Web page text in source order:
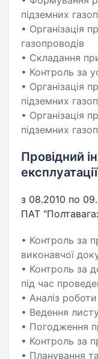
підземних
• Організація
газопроводів
• Складання
• Контроль за
• Організація
підземних
• Організація
підземних
Провідний
з 08.2010 по
ПАТ
• Контроль за
виконавчої
• Контроль за
під час
• Аналіз
• Ведення
• Погодження
• Контроль за
• Планування